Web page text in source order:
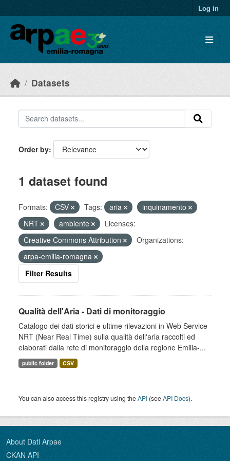
Log in
Datasets
Order by
1 dataset found
Formats: CSV Tags: aria
inquinamento
NRT
ambiente
Licenses:
Creative Commons Attribution
Organizations:
arpa-emilia-romagna
Filter Results
Qualità dell'Aria - Dati di monitoraggio
Catalogo dei dati storici e ultime rilevazioni in Web Service
NRT (Near Real Time) sulla qualità dell'aria raccolti ed
elaborati dalla rete di monitoraggio della regione Emilia-...
public folder CSV
You can also access this registry using theAPI (seeAPI Docs).
About Dati Arpae
CKAN API